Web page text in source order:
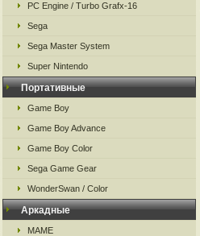
PC Engine / Turbo Grafx-16
Sega
Sega Master System
Super Nintendo
Портативные
Game Boy
Game Boy Advance
Game Boy Color
Sega Game Gear
WonderSwan / Color
Аркадные
MAME